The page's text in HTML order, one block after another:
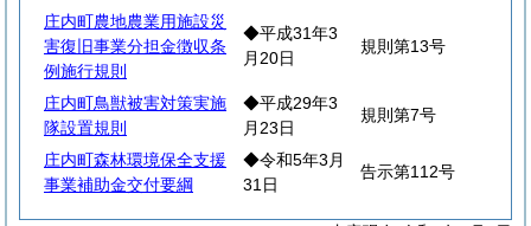
庄内町農地農業用施設災
害復旧事業分担金徴収条
例施行規則
◆平成31年3
月20日
規則第13号
庄内町鳥獣被害対策実施
隊設置規則
◆平成29年3
月23日
規則第7号
庄内町森林環境保全支援
事業補助金交付要綱
◆令和5年3月
31日
告示第112号